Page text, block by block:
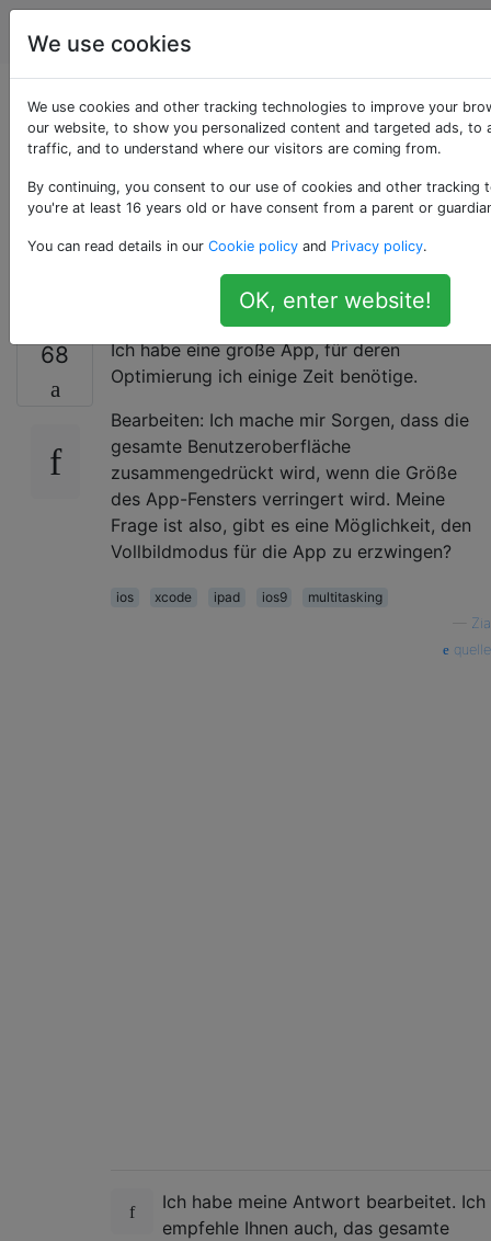
Programmierung
Ist es möglich, Ihre
iPad-App unter iOS 9
vom Multitasking
auszuschließen?
68
Ich habe eine große App, für deren
Optimierung ich einige Zeit benötige.
Bearbeiten: Ich mache mir Sorgen, dass die
gesamte Benutzeroberfläche
zusammengedrückt wird, wenn die Größe
des App-Fensters verringert wird. Meine
Frage ist also, gibt es eine Möglichkeit, den
Vollbildmodus für die App zu erzwingen?
ios xcode ipad ios9
multitasking
Zia
quelle
Ich habe meine Antwort bearbeitet. Ich
empfehle Ihnen auch, das gesamte
We use cookies
We use cookies and other tracking technologies to improve your
our website, to show you personalized content and targeted ads, to
traffic, and to understand where our visitors are coming from.
By continuing, you consent to our use of cookies and other tracking
you're at least 16 years old or have consent from a parent or
You can read details in our Cookie policy and Privacy policy.
OK, enter website!